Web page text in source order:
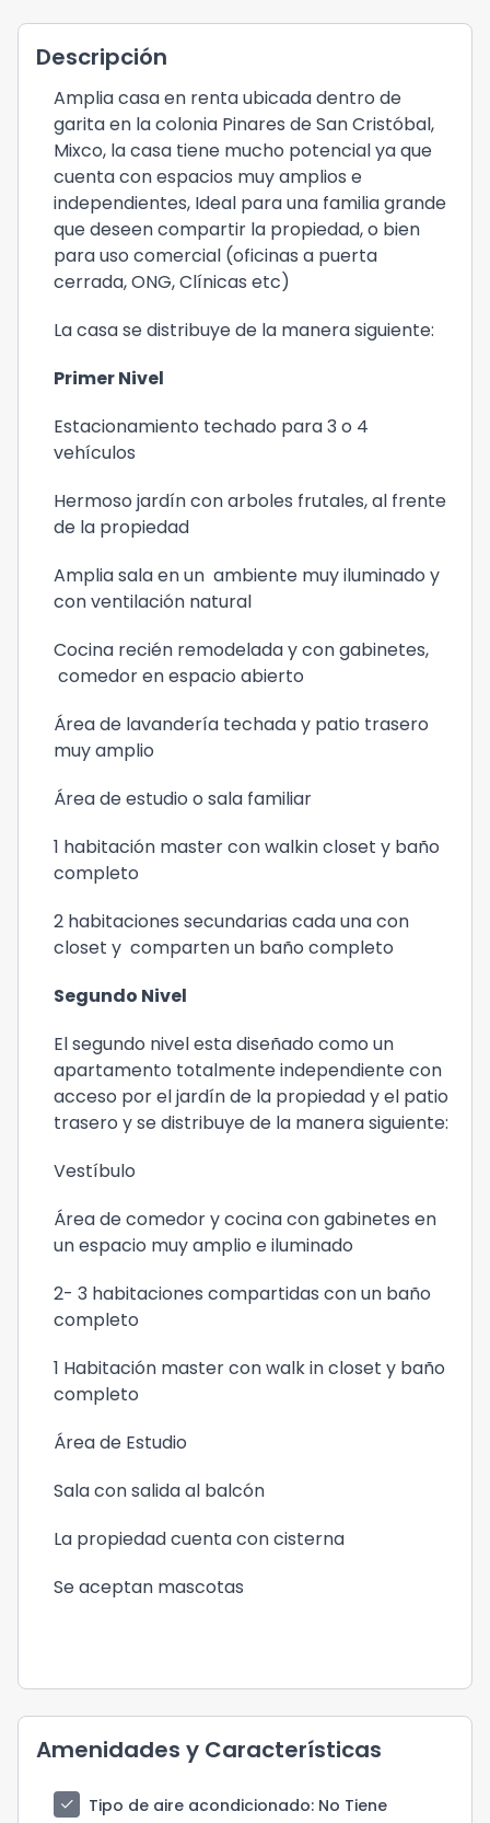
Descripción
Amplia casa en renta ubicada dentro de
garita en la colonia Pinares de San Cristóbal,
Mixco, la casa tiene mucho potencial ya que
cuenta con espacios muy amplios e
independientes, Ideal para una familia grande
que deseen compartir la propiedad, o bien
para uso comercial (oficinas a puerta
cerrada, ONG, Clínicas etc)
La casa se distribuye de la manera siguiente:
Primer Nivel
Estacionamiento techado para 3 o 4
vehículos
Hermoso jardín con arboles frutales, al frente
de la propiedad
Amplia sala en un ambiente muy iluminado y
con ventilación natural
Cocina recién remodelada y con gabinetes,
comedor en espacio abierto
Área de lavandería techada y patio trasero
muy amplio
Área de estudio o sala familiar
1 habitación master con walkin closet y baño
completo
2 habitaciones secundarias cada una con
closet y comparten un baño completo
Segundo Nivel
El segundo nivel esta diseñado como un
apartamento totalmente independiente con
acceso por el jardín de la propiedad y el patio
trasero y se distribuye de la manera siguiente:
Vestíbulo
Área de comedor y cocina con gabinetes en
un espacio muy amplio e iluminado
2- 3 habitaciones compartidas con un baño
completo
1 Habitación master con walk in closet y baño
completo
Área de Estudio
Sala con salida al balcón
La propiedad cuenta con cisterna
Se aceptan mascotas
Amenidades y Características
check Tipo de aire acondicionado: No Tiene